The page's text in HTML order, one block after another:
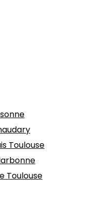
Toulouse
Toulouse